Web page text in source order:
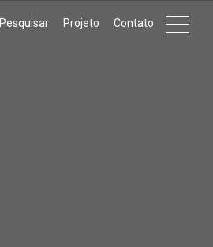
Pesquisar Projeto Contato